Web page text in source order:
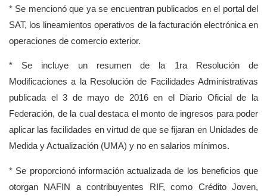
* Se mencionó que ya se encuentran publicados en el portal del
SAT, los lineamientos operativos de la facturación electrónica en
operaciones de comercio exterior.
* Se incluye un resumen de la 1ra Resolución de
Modificaciones a la Resolución de Facilidades Administrativas
publicada el 3 de mayo de 2016 en el Diario Oficial de la
Federación, de la cual destaca el monto de ingresos para poder
aplicar las facilidades en virtud de que se fijaran en Unidades de
Medida y Actualización (UMA) y no en salarios mínimos.
* Se proporcionó información actualizada de los beneficios que
otorgan NAFIN a contribuyentes RIF, como Crédito Joven,